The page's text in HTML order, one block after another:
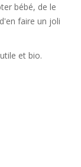
bébé, de le
faire un joli
et bio.